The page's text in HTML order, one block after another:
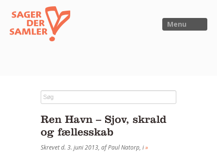
Menu
Ren Havn – Sjov, skrald
og fællesskab
Skrevet d. 3. juni 2013, af Paul Natorp, i»